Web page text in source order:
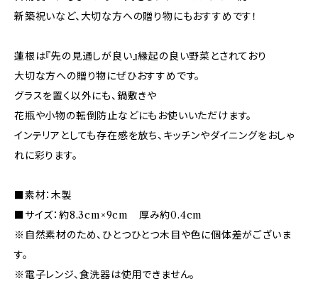
新築祝いなど、大切な方への贈り物にもおすすめです！
蓮根は『先の見通しが良い』縁起の良い野菜とされており
大切な方への贈り物にぜひおすすめです。
グラスを置く以外にも、鍋敷きや
花瓶や小物の転倒防止などにもお使いいただけます。
インテリアとしても存在感を放ち、キッチンやダイニングをおしゃ
れに彩ります。
■素材：木製
■サイズ：約8.3cm×9cm 厚み約0.4cm
※自然素材のため、ひとつひとつ木目や色に個体差がございま
す。
※電子レンジ、食洗器は使用できません。